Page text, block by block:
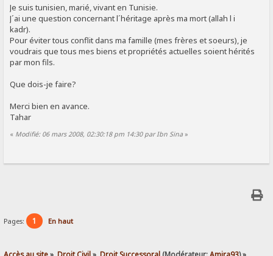
Je suis tunisien, marié, vivant en Tunisie.
J´ai une question concernant l´héritage après ma mort (allah l i
kadr).
Pour éviter tous conflit dans ma famille (mes frères et soeurs), je
voudrais que tous mes biens et propriétés actuelles soient hérités
par mon fils.
Que dois-je faire?
Merci bien en avance.
Tahar
« Modifié: 06 mars 2008, 02:30:18 pm 14:30 par Ibn Sina »
Pages: 1 En haut
Accès au site» Droit Civil» Droit Successoral (Modérateur:Amira93) »